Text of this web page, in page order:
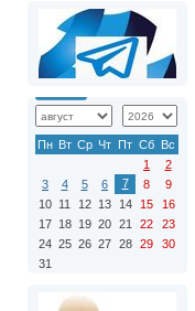
Пн Вт Ср Чт Пт Сб Вс
1
2
3
4 5 6 7 8
9
10 11 12 13 14 15
16
17 18 19 20 21 22
23
24 25 26 27 28 29
30
31